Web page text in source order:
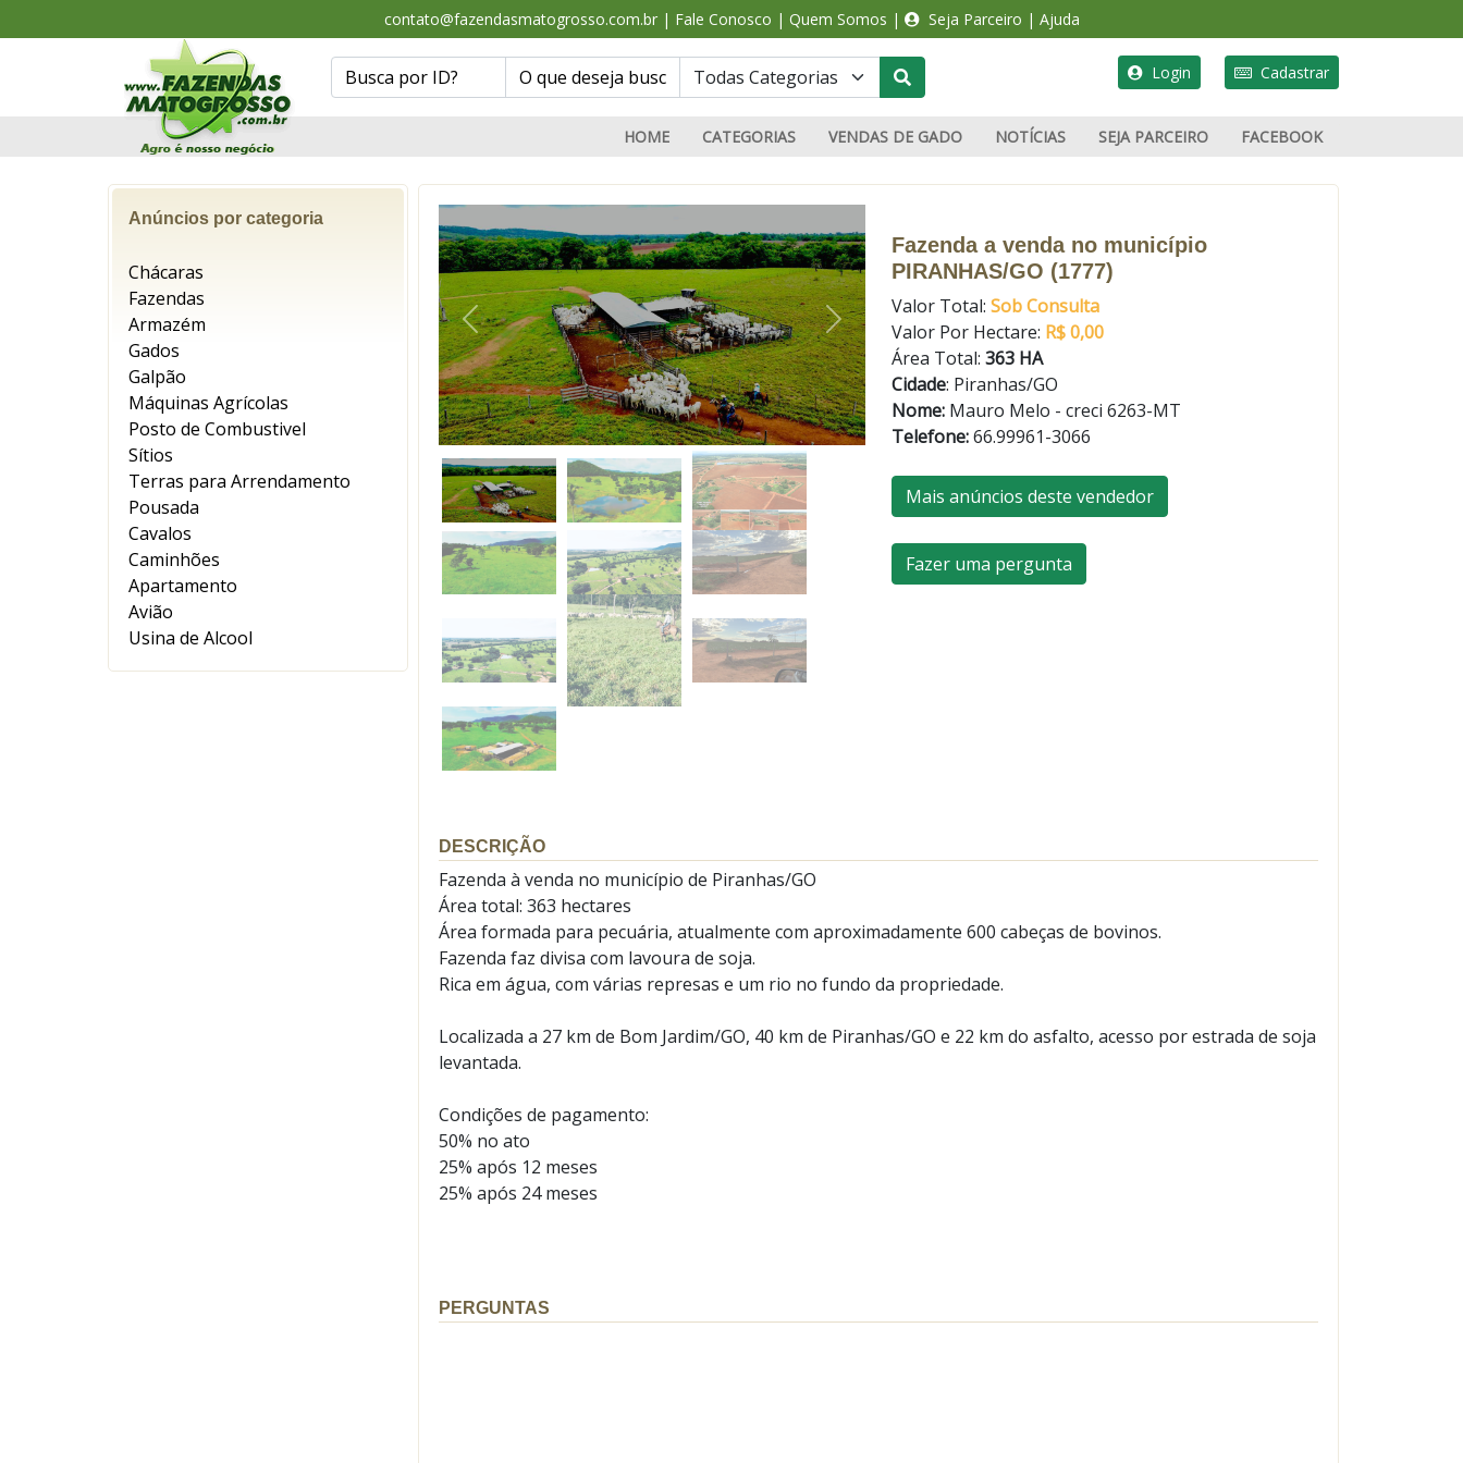
contato@fazendasmatogrosso.com.br| Fale Conosco | Quem Somos | Seja Parceiro | Ajuda
Login Cadastrar
PUBLICAR ANÚNCIO
HOME CATEGORIAS VENDAS DE GADO NOTÍCIAS SEJA PARCEIRO FACEBOOK
Anúncios por categoria
Chácaras
Fazendas
Armazém
Gados
Galpão
Máquinas Agrícolas
Posto de Combustivel
Sítios
Terras para Arrendamento
Pousada
Cavalos
Caminhões
Apartamento
Avião
Usina de Alcool
Anterior Próximo
Fazenda a venda no município
PIRANHAS/GO (1777)
Valor Total: Sob Consulta
Valor Por Hectare: R$ 0,00
Área Total: 363 HA
Cidade: Piranhas/GO
Nome: Mauro Melo - creci 6263-MT
Telefone:66.99961-3066
Mais anúncios deste vendedor
Fazer uma pergunta
DESCRIÇÃO
Fazenda à venda no município de Piranhas/GO
Área total: 363 hectares
Área formada para pecuária, atualmente com aproximadamente 600 cabeças de bovinos.
Fazenda faz divisa com lavoura de soja.
Rica em água, com várias represas e um rio no fundo da propriedade.
Localizada a 27 km de Bom Jardim/GO, 40 km de Piranhas/GO e 22 km do asfalto, acesso por estrada de soja
levantada.
Condições de pagamento:
50% no ato
25% após 12 meses
25% após 24 meses
PERGUNTAS